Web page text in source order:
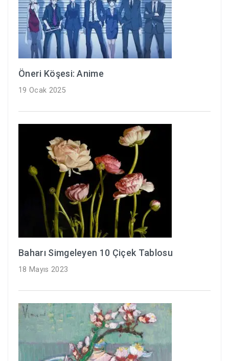
Öneri Köşesi: Anime
19 Ocak 2025
Baharı Simgeleyen 10 Çiçek Tablosu
18 Mayıs 2023